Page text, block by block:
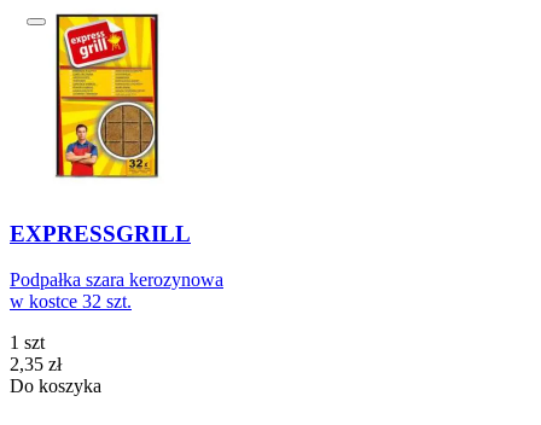
EXPRESSGRILL
Podpałka szara kerozynowa
w kostce 32 szt.
1 szt
Cena
2,35 zł
Do koszyka